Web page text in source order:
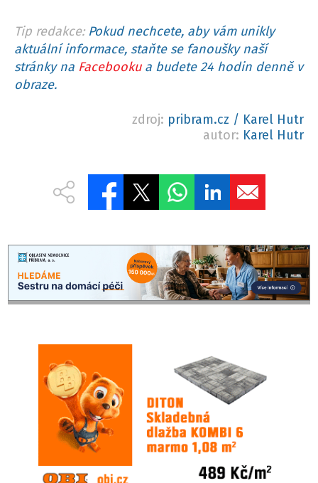
Tip redakce: Pokud nechcete, aby vám unikly
aktuální informace, staňte se fanoušky naší
stránky na Facebookua budete 24 hodin denně v
obraze.
zdroj: pribram.cz / Karel Hutr
autor: Karel Hutr